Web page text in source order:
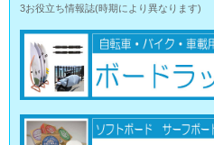
3お役立ち情報誌(時期により異なります)